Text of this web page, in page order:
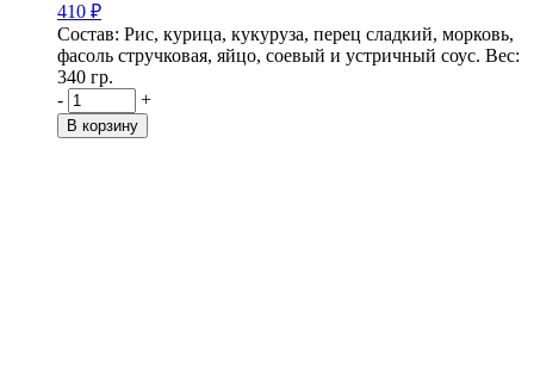
410 ₽
Состав: Рис, курица, кукуруза, перец сладкий, морковь,
фасоль стручковая, яйцо, соевый и устричный соус. Вес:
340 гр.
-
+
В корзину